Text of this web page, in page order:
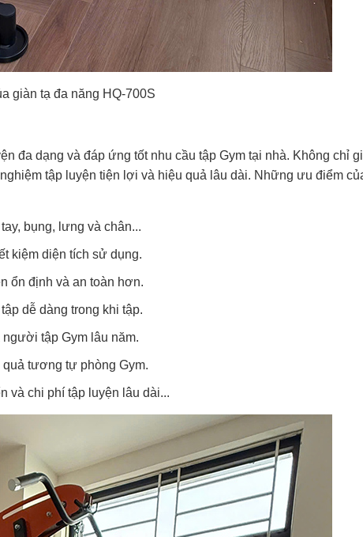
giàn tạ đa năng HQ-700S
đa dạng và đáp ứng tốt nhu cầu tập Gym tại nhà. Không chỉ
tập luyện tiện lợi và hiệu quả lâu dài. Những ưu điểm
bụng, lưng và chân...
kiệm diện tích sử dụng.
ổn định và an toàn hơn.
dễ dàng trong khi tập.
tập Gym lâu năm.
tương tự phòng Gym.
và chi phí tập luyện lâu dài...